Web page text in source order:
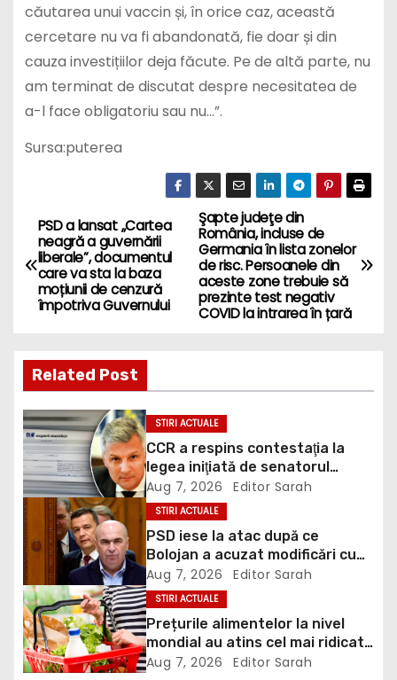
căutarea unui vaccin și, în orice caz, această
cercetare nu va fi abandonată, fie doar și din
cauza investițiilor deja făcute. Pe de altă parte, nu
am terminat de discutat despre necesitatea de
a-l face obligatoriu sau nu…”.
Sursa:puterea
P
o
s
n
a
v
i
g
a
t
i
Şapte judeţe din
România, incluse de
Germania în lista zonelor
de risc. Persoanele din
aceste zone trebuie să
prezinte test negativ
COVID la intrarea în țară
PSD a lansat „Cartea
neagră a guvernării
liberale”, documentul
care va sta la baza
moțiunii de cenzură
împotriva Guvernului
Related Post
STIRI ACTUALE
CCR a respins contestaţia la
legea iniţiată de senatorul
Zamfir de la PSD, care permite
reluarea construcţiei
hidrocentralelor din zonele
protejate
Aug 7, 2026 Editor Sarah
STIRI ACTUALE
PSD iese la atac după ce
Bolojan a acuzat modificări cu
țintă politică la Legea ANI: O
minciună grosolană prin care
încearcă să acopere culpa PNL-
USR
Aug 7, 2026 Editor Sarah
STIRI ACTUALE
Prețurile alimentelor la nivel
mondial au atins cel mai ridicat
nivel din ultimii peste trei ani. În
Aug 7, 2026 Editor Sarah